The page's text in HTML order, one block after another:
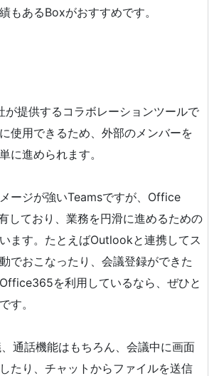
もあるBoxがおすすめです。
提供するコラボレーションツールで
使用できるため、外部のメンバーを
に進められます。
ージが強いTeamsですが、Office
しており、業務を円滑に進めるための
ます。たとえばOutlookと連携してス
でおこなったり、会議登録ができた
を利用しているなら、ぜひと
す。
通話機能はもちろん、会議中に画面
たり、チャットからファイルを送信